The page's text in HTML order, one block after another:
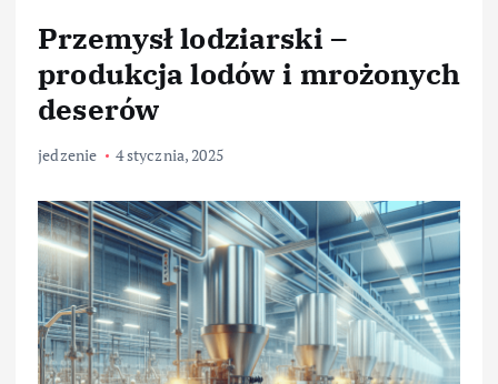
Przemysł lodziarski –
produkcja lodów i mrożonych
deserów
jedzenie 4 stycznia, 2025